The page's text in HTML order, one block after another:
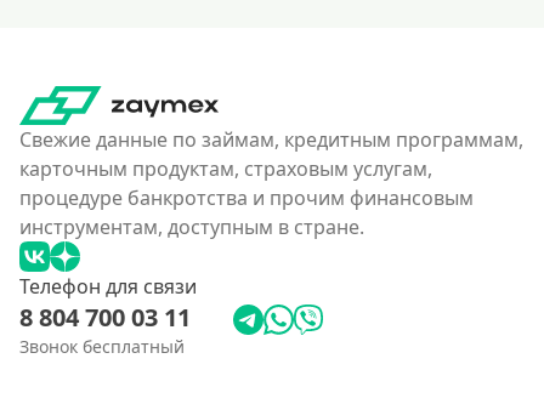
Свежие данные по займам, кредитным программам,
карточным продуктам, страховым услугам,
процедуре банкротства и прочим финансовым
инструментам, доступным в стране.
Телефон для связи
8 804 700 03 11
Звонок бесплатный